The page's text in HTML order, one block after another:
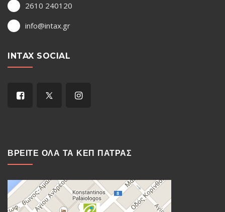
2610 240120
info@intax.gr
INTAX SOCIAL
ΒΡΕΙΤΕ ΟΛΑ ΤΑ ΚΕΠ ΠΑΤΡΑΣ